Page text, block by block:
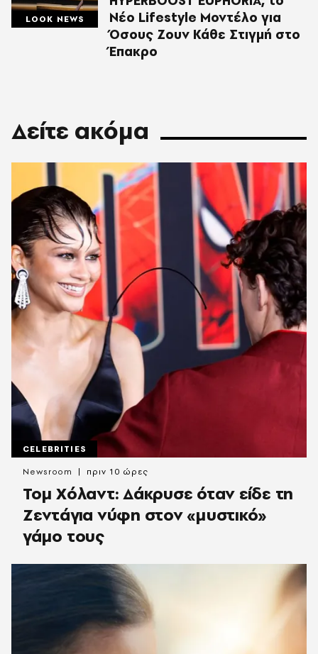
LOOK NEWS
Νέο Lifestyle Μοντέλο για
Όσους Ζουν Κάθε Στιγμή στο
Έπακρο
Δείτε ακόμα
CELEBRITIES
Τομ Χόλαντ: Δάκρυσε όταν είδε τη
Ζεντάγια νύφη στον «μυστικό»
γάμο τους
Newsroom πριν 10 ώρες